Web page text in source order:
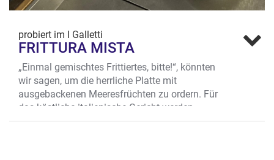
probiert im I Galletti
FRITTURA MISTA
„Einmal gemischtes Frittiertes, bitte!“, könnten
wir sagen, um die herrliche Platte mit
ausgebackenen Meeresfrüchten zu ordern. Für
das köstliche italienische Gericht werden
Meeresfrüchte, z.B. Gambas oder Calamari, im